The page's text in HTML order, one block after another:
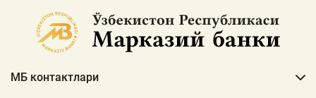
МБ контактлари